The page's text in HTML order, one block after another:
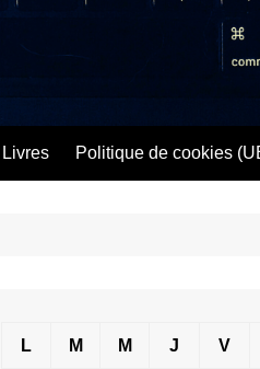
Livres Politique de cookies
L M M J V